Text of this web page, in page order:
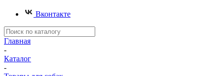
Вконтакте
Главная
-
Каталог
-